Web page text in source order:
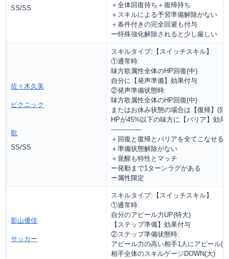
SS/SS
＋全体回復持ち＋復帰持ち
＋スキルによる予習準備解除がない
＋条件付きの完全回避も付与
ー特殊強化解除されると少し厳しい
佐々木久美
ピクニック
歌
SS/SS
スキルタイプ:【スイッチスキル】
①通常時:
味方歌属性全体のHP回復(中)
自分に【発声準備】効果付与
②発声準備状態時:
味方歌属性全体のHP回復(中)
またはお休み状態の場合は【復帰】(回
HPが45%以下の味方に【バリア】効果
---------------
＋回復と復帰とバリアを全てこなせる
＋準備状態解除がない
＋覚醒も特性とマッチ
ー発動まで1ターンラグがある
ー属性限定
影山優佳
サッカー
スキルタイプ:【スイッチスキル】
①通常時:
自分のアピール力UP(特大)
【ステップ準備】効果付与
②ステップ準備状態時:
アピール力の高い相手1人にアピール(
相手全体のスキルゲージDOWN(大)